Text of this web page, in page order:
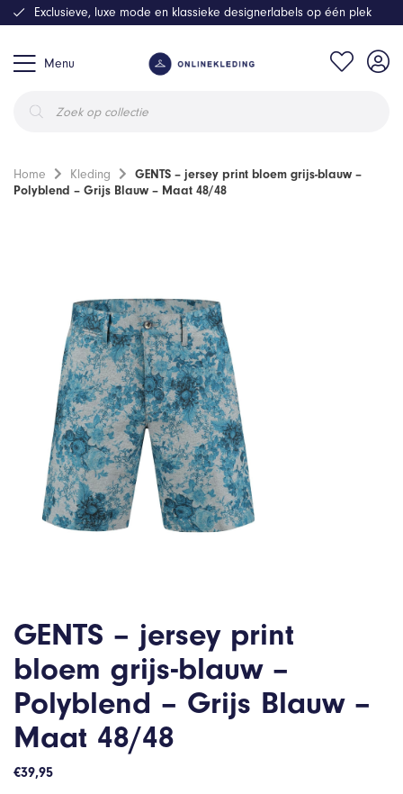
Menu
zoeken
Exclusieve, luxe mode en klassieke designerlabels op één plek
Home Kleding
GENTS – jersey print bloem grijs-blauw –
Polyblend – Grijs Blauw – Maat 48/48
GENTS – jersey print
bloem grijs-blauw –
Polyblend – Grijs Blauw –
Maat 48/48
€39,95